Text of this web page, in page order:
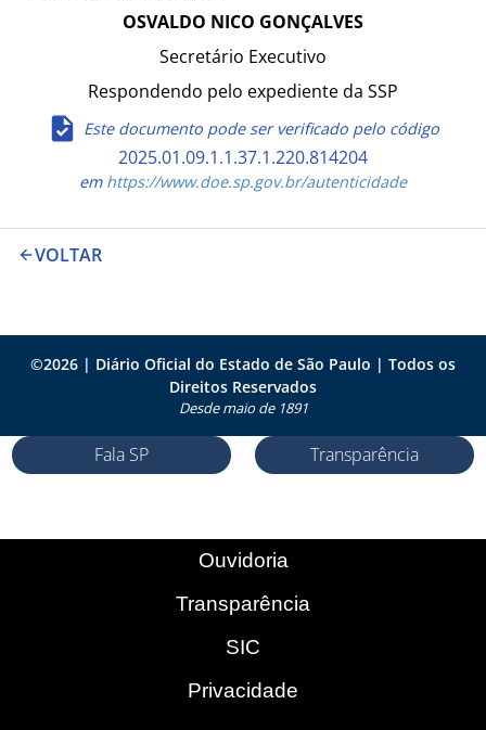
OSVALDO NICO GONÇALVES
Secretário Executivo
Respondendo pelo expediente da SSP
Este documento pode ser verificado pelo código
2025.01.09.1.1.37.1.220.814204
emhttps://www.doe.sp.gov.br/autenticidade
VOLTAR
©2026 | Diário Oficial do Estado de São Paulo | Todos os
Direitos Reservados
Desde maio de 1891
Fala SP Transparência
Ouvidoria
Transparência
SIC
Privacidade